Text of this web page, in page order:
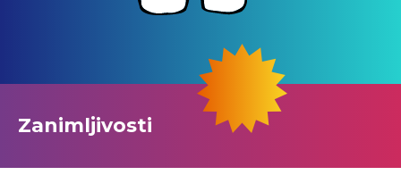
Zanimljivosti